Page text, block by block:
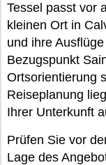
Tessel passt vor
kleinen Ort in
und ihre
Bezugspunkt
Ortsorientierung
Reiseplanung
Ihrer Unterkunft
Prüfen Sie vor
Lage des